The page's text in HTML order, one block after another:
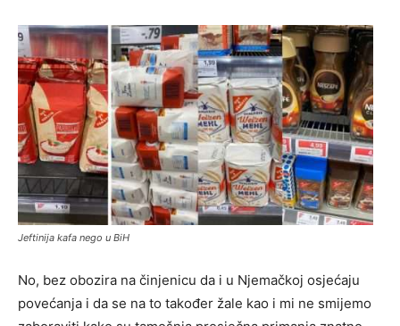
Jeftinija kafa nego u BiH
No, bez obozira na činjenicu da i u Njemačkoj osjećaju
povećanja i da se na to također žale kao i mi ne smijemo